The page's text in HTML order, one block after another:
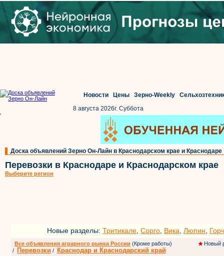
Новости Цены Зерно-Weekly
8 августа 2026г. Суббота
'
Доска объявлений Зерно Он-Лайн в Краснодарском крае и Краснодаре
Перевозки в Краснодаре и Краснодарском крае
Выберите регион
Новые разделы: Тритикале Сорго Вика Люпин
Все объявления аграрного рынка России (Кроме работы)
Новый
/
Перевозки / Краснодар и Краснодарский край